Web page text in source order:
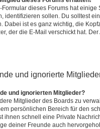
dieses Forums hat
identifizieren sollen. Du solltest
Dabei ist es ganz wichtig, die
der die E-Mail verschickt hat.
und ignorierte
und ignorierten Mitglieder?
Mitglieder des Boards zu
persönlichen Bereich für den
ihnen schnell eine Private
deiner Freunde auch